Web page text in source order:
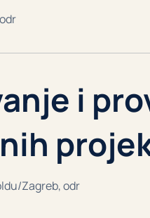
i
Zagreb, odr